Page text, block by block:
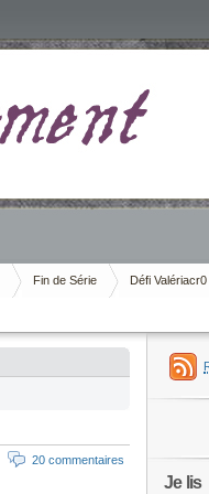
Fin de Série Défi Valériacr0
20 commentaires
Je lis